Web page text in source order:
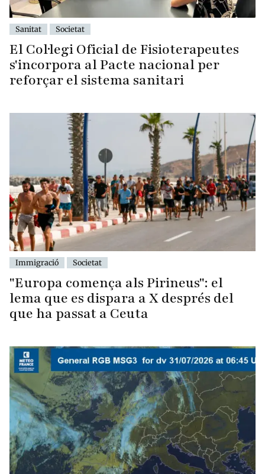
Sanitat Societat
El Col·legi Oficial de Fisioterapeutes
s'incorpora al Pacte nacional per
reforçar el sistema sanitari
Immigració Societat
"Europa comença als Pirineus": el
lema que es dispara a X després del
que ha passat a Ceuta